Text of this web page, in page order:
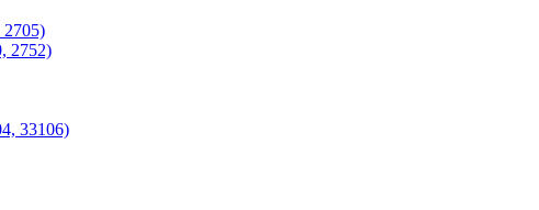
2705)
2752)
33106)